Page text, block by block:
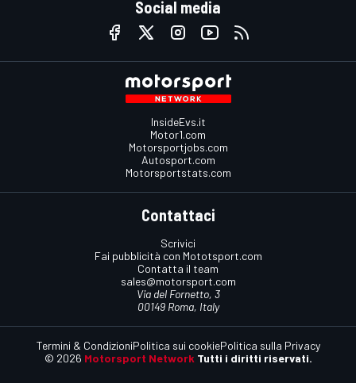
Social media
InsideEvs.it
Motor1.com
Motorsportjobs.com
Autosport.com
Motorsportstats.com
Contattaci
Scrivici
Fai pubblicità con Mototsport.com
Contatta il team
sales@motorsport.com
Via del Fornetto, 3
00149 Roma, Italy
© 2026 Motorsport Network Tutti i diritti riservati.
Termini & CondizioniPolitica sui cookiePolitica sulla Privacy